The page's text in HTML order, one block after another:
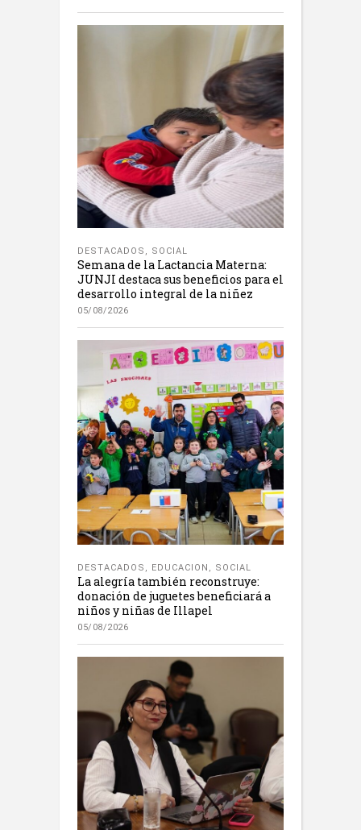
DESTACADOS SOCIAL
Semana de la Lactancia Materna:
JUNJI destaca sus beneficios para el
desarrollo integral de la niñez
05/08/2026
DESTACADOS , EDUCACION , SOCIAL
La alegría también reconstruye:
donación de juguetes beneficiará a
niños y niñas de Illapel
05/08/2026